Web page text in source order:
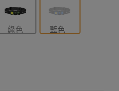
綠色 藍色